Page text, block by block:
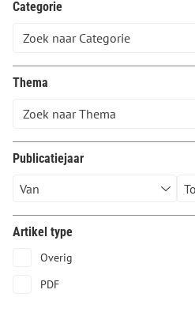
Categorie
Thema
Publicatiejaar
Artikel type
Overig
PDF